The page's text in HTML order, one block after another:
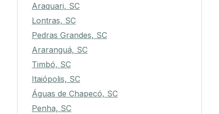
Araquari, SC
Lontras, SC
Pedras Grandes, SC
Araranguá, SC
Timbó, SC
Itaiópolis, SC
Águas de Chapecó, SC
Penha, SC